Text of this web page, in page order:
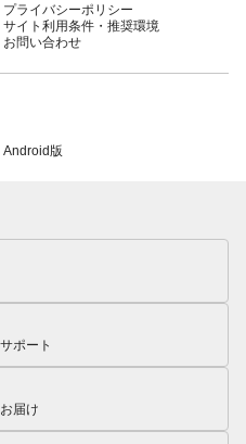
プライバシーポリシー
サイト利用条件・推奨環境
お問い合わせ
Android版
ポート
届け